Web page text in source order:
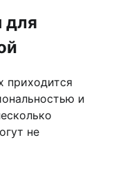
для
приходится
и
не